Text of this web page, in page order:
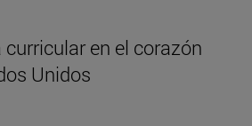
en el corazón
Unidos